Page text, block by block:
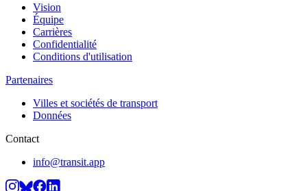
Vision
Équipe
Carrières
Confidentialité
Conditions d'utilisation
Partenaires
Villes et sociétés de transport
Données
Contact
info@transit.app